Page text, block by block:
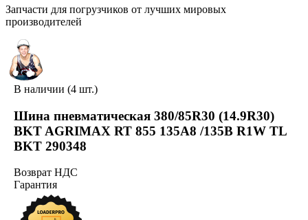
Запчасти для погрузчиков от лучших мировых
производителей
В наличии (4 шт.)
Шина пневматическая 380/85R30 (14.9R30)
BKT AGRIMAX RT 855 135A8 /135B R1W TL
BKT 290348
Возврат НДС
Гарантия